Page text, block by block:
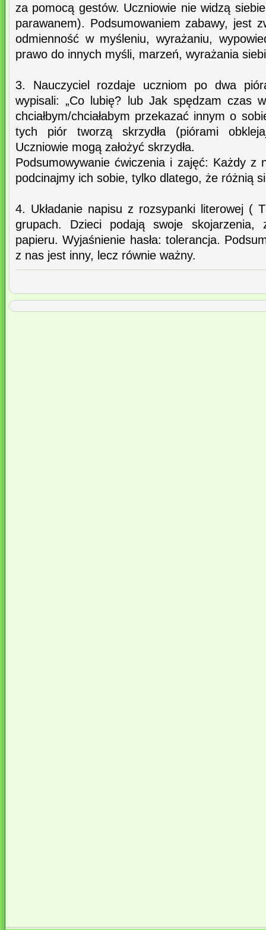
za pomocą gestów. Uczniowie nie widzą
parawanem). Podsumowaniem zabawy, jest
odmienność w myśleniu, wyrażaniu,
prawo do innych myśli, marzeń, wyrażania
3. Nauczyciel rozdaje uczniom po dwa
wypisali: „Co lubię? lub Jak spędzam czas
chciałbym/chciałabym przekazać innym o
tych piór tworzą skrzydła (piórami
Uczniowie mogą założyć skrzydła.
Podsumowywanie ćwiczenia i zajęć: Każdy z
podcinajmy ich sobie, tylko dlatego, że różnią
4. Układanie napisu z rozsypanki literowej (
grupach. Dzieci podają swoje skojarzenia,
papieru. Wyjaśnienie hasła: tolerancja.
z nas jest inny, lecz równie ważny.